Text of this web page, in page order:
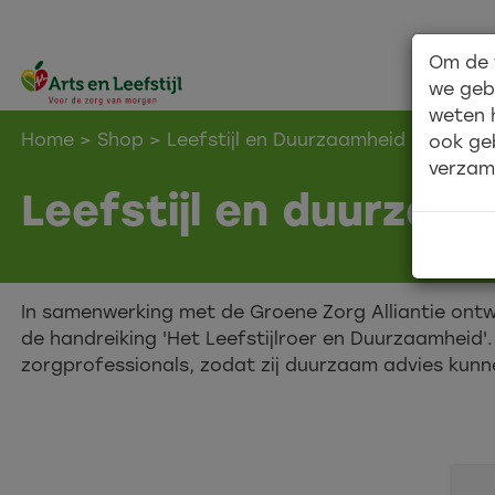
Home> Shop > Leefstijl en Duurzaamheid
Leefstijl en
In samenwerking met de Groene Zorg Alliantie
de handreiking 'Het Leefstijlroer en
zorgprofessionals, zodat zij duurzaam advies
Om
we
weten
ook